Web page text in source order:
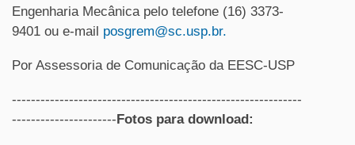
Engenharia Mecânica pelo telefone (16) 3373-
9401 ou e-mail posgrem@sc.usp.br.
Por Assessoria de Comunicação da EESC-USP
-------------------------------------------------------------
----------------------Fotos para download: